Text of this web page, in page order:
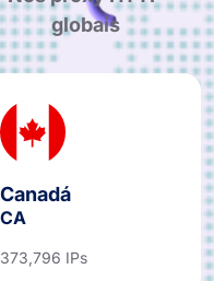
globais
Canadá
CA
373,796 IPs